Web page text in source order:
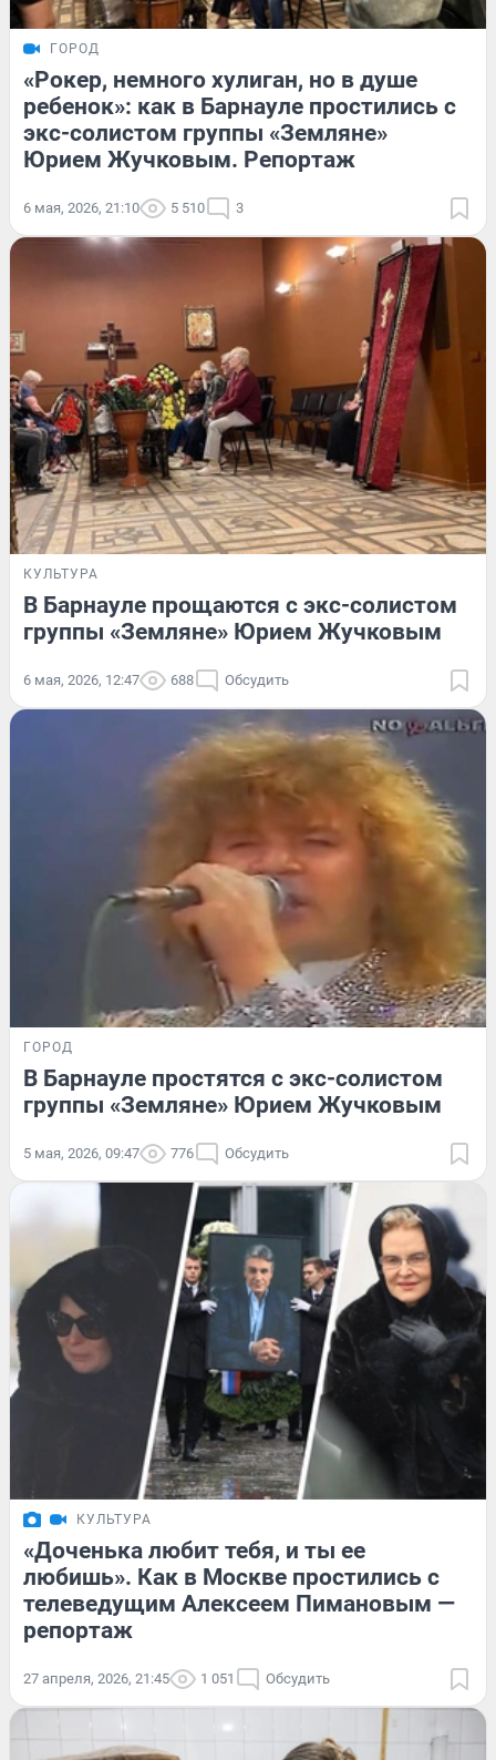
ГОРОД
«Рокер, немного хулиган, но в душе
ребенок»: как в Барнауле простились с
экс-солистом группы «Земляне»
Юрием Жучковым. Репортаж
6 мая, 2026, 21:10 5 510 3
КУЛЬТУРА
В Барнауле прощаются с экс-солистом
группы «Земляне» Юрием Жучковым
6 мая, 2026, 12:47 688 Обсудить
ГОРОД
В Барнауле простятся с экс-солистом
группы «Земляне» Юрием Жучковым
5 мая, 2026, 09:47 776 Обсудить
КУЛЬТУРА
«Доченька любит тебя, и ты ее
любишь». Как в Москве простились с
телеведущим Алексеем Пимановым —
репортаж
27 апреля, 2026, 21:45 1 051 Обсудить